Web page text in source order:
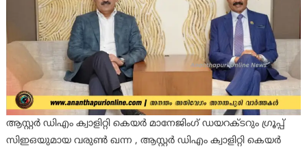
ആസ്റ്റർ ഡിഎം ക്വാളിറ്റി കെയർ മാനേജിംഗ് ഡയറക്ടറും ഗ്രൂപ്പ്
സിഇഒയുമായ വരുൺ ഖന്ന , ആസ്റ്റർ ഡിഎം ക്വാളിറ്റി കെയർ